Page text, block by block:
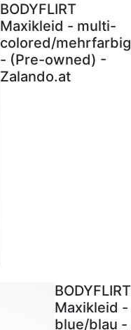
BODYFLIRT
Maxikleid - multi-
colored/mehrfarbig
- (Pre-owned) -
Zalando.at
BODYFLIRT
Maxikleid -
blue/blau -